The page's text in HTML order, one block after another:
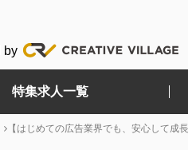
by
特集求人一覧
【はじめての広告業界でも、安心して